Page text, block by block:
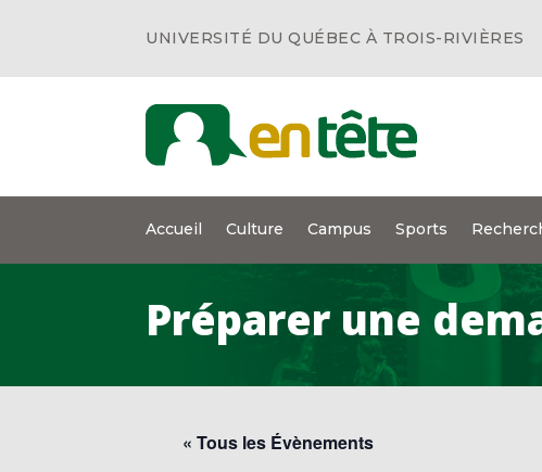
UNIVERSITÉ DU QUÉBEC À TROIS-RIVIÈRES
Accueil Culture Campus Sports
Préparer une
« Tous les Évènements